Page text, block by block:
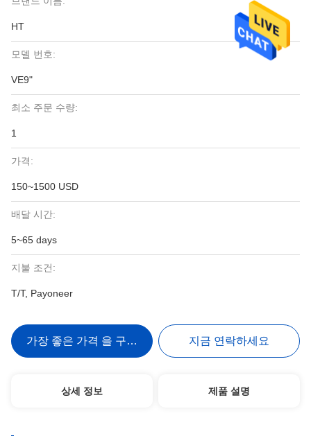
HT
모델 번호:
VE9"
최소 주문 수량:
1
가격:
150~1500 USD
배달 시간:
5~65 days
지불 조건:
T/T, Payoneer
가장 좋은 가격 을 구하라 지금 연락하세요
상세 정보 제품 설명